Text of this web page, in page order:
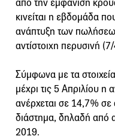
κινείται η εβδομάδα
ανάπτυξη των
αντίστοιχη περυσινή
Σύμφωνα με τα
μέχρι τις 5 Απριλίου
ανέρχεται σε 14,7% σε
διάστημα, δηλαδή από
2019.